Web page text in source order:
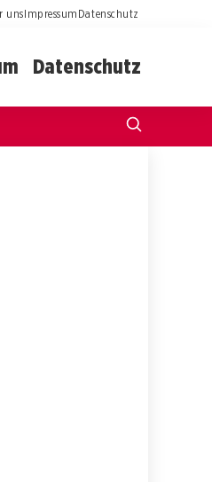
unsImpressumDatenschutz
Datenschutz